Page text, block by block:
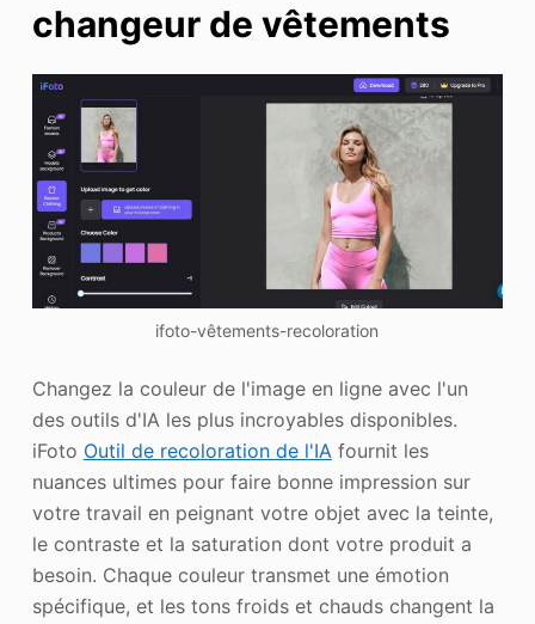
changeur de vêtements
ifoto-vêtements-recoloration
Changez la couleur de l'image en ligne avec l'un
des outils d'IA les plus incroyables disponibles.
iFoto Outil de recoloration de l'IAfournit les
nuances ultimes pour faire bonne impression sur
votre travail en peignant votre objet avec la teinte,
le contraste et la saturation dont votre produit a
besoin. Chaque couleur transmet une émotion
spécifique, et les tons froids et chauds changent la